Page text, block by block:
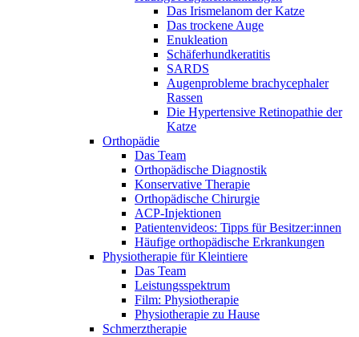
Das Irismelanom der Katze
Das trockene Auge
Enukleation
Schäferhundkeratitis
SARDS
Augenprobleme brachycephaler
Rassen
Die Hypertensive Retinopathie der
Katze
Orthopädie
Das Team
Orthopädische Diagnostik
Konservative Therapie
Orthopädische Chirurgie
ACP-Injektionen
Patientenvideos: Tipps für Besitzer:innen
Häufige orthopädische Erkrankungen
Physiotherapie für Kleintiere
Das Team
Leistungsspektrum
Film: Physiotherapie
Physiotherapie zu Hause
Schmerztherapie